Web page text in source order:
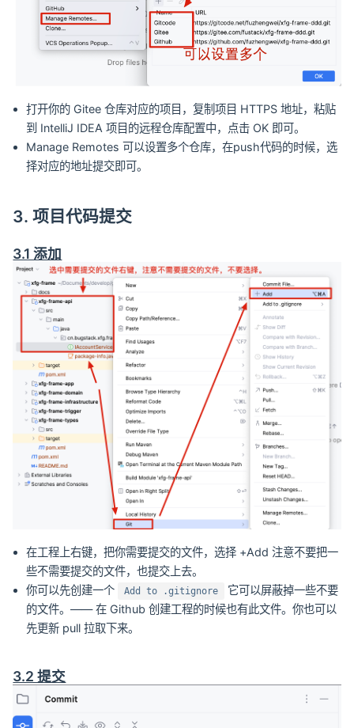
打开你的 Gitee 仓库对应的项目，复制项目 HTTPS 地址，粘贴
到 IntelliJ IDEA 项目的远程仓库配置中，点击 OK 即可。
Manage Remotes 可以设置多个仓库，在push代码的时候，选
择对应的地址提交即可。
3. 项目代码提交
3.1 添加
在工程上右键，把你需要提交的文件，选择 +Add 注意不要把一
些不需要提交的文件，也提交上去。
你可以先创建一个
Add to .gitignore
它可以屏蔽掉一些不要
的文件。—— 在 Github 创建工程的时候也有此文件。你也可以
先更新 pull 拉取下来。
3.2 提交